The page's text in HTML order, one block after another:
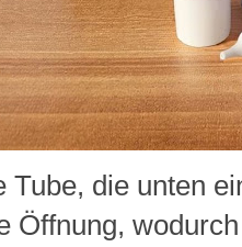
Tube, die unten
Öffnung,